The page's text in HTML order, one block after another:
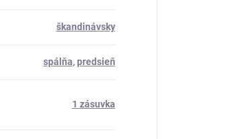
škandinávsky
spálňa,predsieň
1 zásuvka